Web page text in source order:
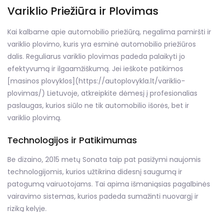
Variklio Priežiūra ir Plovimas
Kai kalbame apie automobilio priežiūrą, negalima pamiršti ir
variklio plovimo, kuris yra esminė automobilio priežiūros
dalis. Reguliarus variklio plovimas padeda palaikyti jo
efektyvumą ir ilgaamžiškumą. Jei ieškote patikimos
[masinos plovyklos](https://autoplovykla.lt/variklio-
plovimas/) Lietuvoje, atkreipkite dėmesį į profesionalias
paslaugas, kurios siūlo ne tik automobilio išorės, bet ir
variklio plovimą.
Technologijos ir Patikimumas
Be dizaino, 2015 metų Sonata taip pat pasižymi naujomis
technologijomis, kurios užtikrina didesnį saugumą ir
patogumą vairuotojams. Tai apima išmaniąsias pagalbinės
vairavimo sistemas, kurios padeda sumažinti nuovargį ir
riziką kelyje.